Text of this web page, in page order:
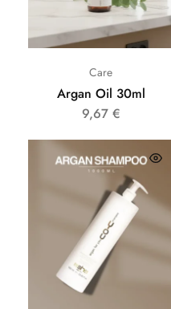
Care
Argan Oil 30ml
9,67 €